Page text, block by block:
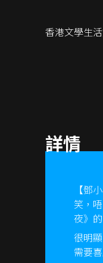
香港文學生
詳情
【鄧
笑，
夜》
很明
需要